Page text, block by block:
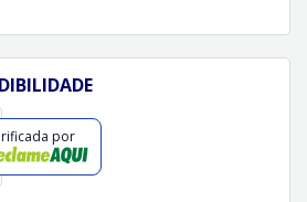
por